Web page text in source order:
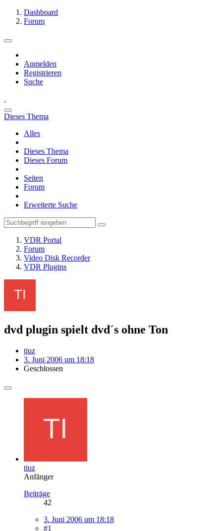
Dashboard
Forum
Anmelden
Registrieren
Suche
Dieses Thema
Alles
Dieses Thema
Dieses Forum
Seiten
Forum
Erweiterte Suche
VDR Portal
Forum
Video Disk Recorder
VDR Plugins
dvd plugin spielt dvd´s ohne Ton
tiuz
3. Juni 2006 um 18:18
Geschlossen
tiuz
Anfänger
Beiträge
42
3. Juni 2006 um 18:18
#1